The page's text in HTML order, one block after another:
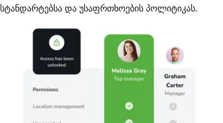
სტანდარტებსა და უსაფრთხოების პოლიტიკას.